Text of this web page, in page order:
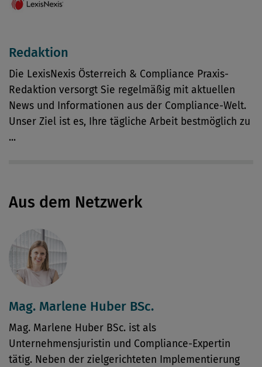
Redaktion
Die LexisNexis Österreich & Compliance Praxis-
Redaktion versorgt Sie regelmäßig mit aktuellen
News und Informationen aus der Compliance-Welt.
Unser Ziel ist es, Ihre tägliche Arbeit bestmöglich zu
...
Aus dem Netzwerk
Mag. Marlene Huber BSc.
Mag. Marlene Huber BSc. ist als
Unternehmensjuristin und Compliance-Expertin
tätig. Neben der zielgerichteten Implementierung